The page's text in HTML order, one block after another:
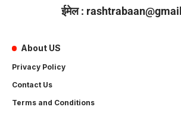
ईमेल :
About US
Privacy Policy
Contact Us
Terms and Conditions